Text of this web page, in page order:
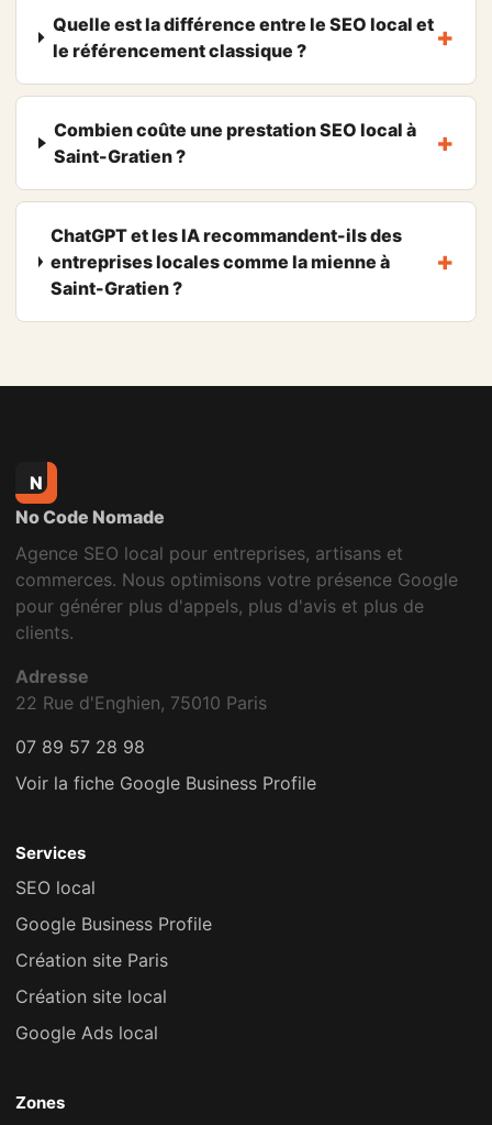
Quelle est la différence entre le SEO local et
le référencement classique ?
Combien coûte une prestation SEO local à
Saint-Gratien ?
ChatGPT et les IA recommandent-ils des
entreprises locales comme la mienne à
Saint-Gratien ?
N
No Code Nomade
Agence SEO local pour entreprises, artisans et
commerces. Nous optimisons votre présence Google
pour générer plus d'appels, plus d'avis et plus de
clients.
Adresse
22 Rue d'Enghien, 75010 Paris
07 89 57 28 98
Voir la fiche Google Business Profile
Services
SEO local
Google Business Profile
Création site Paris
Création site local
Google Ads local
Zones